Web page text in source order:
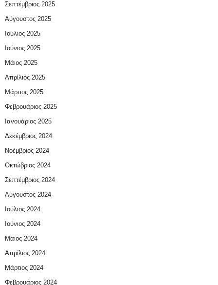
Σεπτέμβριος 2025
Αύγουστος 2025
Ιούλιος 2025
Ιούνιος 2025
Μάιος 2025
Απρίλιος 2025
Μάρτιος 2025
Φεβρουάριος 2025
Ιανουάριος 2025
Δεκέμβριος 2024
Νοέμβριος 2024
Οκτώβριος 2024
Σεπτέμβριος 2024
Αύγουστος 2024
Ιούλιος 2024
Ιούνιος 2024
Μάιος 2024
Απρίλιος 2024
Μάρτιος 2024
Φεβρουάριος 2024